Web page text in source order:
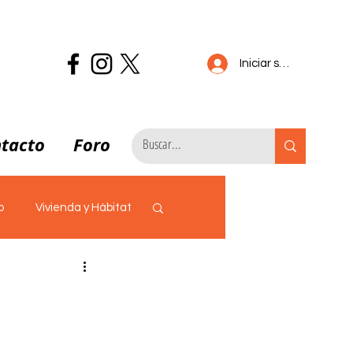
Iniciar sesión
Foro
Vivienda y Hábitat